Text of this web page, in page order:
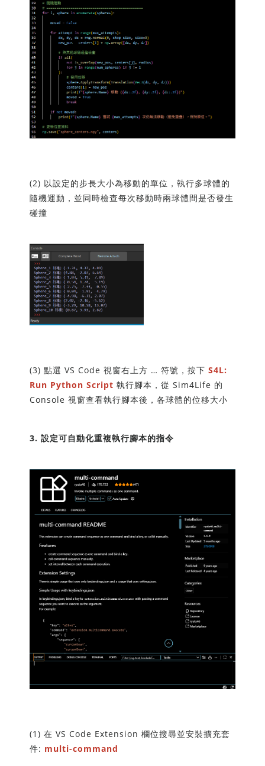
(2) 以設定的步長大小為移動的單位，執行多球體的
隨機運動，並同時檢查每次移動時兩球體間是否發生
碰撞
(3) 點選 VS Code 視窗右上方 … 符號，按下 S4L:
Run Python Script 執行腳本，從 Sim4Life 的
Console 視窗查看執行腳本後，各球體的位移大小
3. 設定可自動化重複執行腳本的指令
(1) 在 VS Code Extension 欄位搜尋並安裝擴充套
件: multi-command